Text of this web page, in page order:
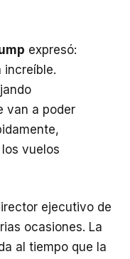
expresó:
increíble.
van a poder
vuelos
ejecutivo de
ocasiones. La
al tiempo que la